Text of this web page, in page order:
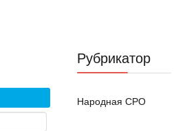
Рубрикатор
Народная СРО